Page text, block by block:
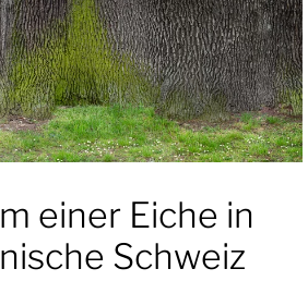
einer Eiche in
Schweiz